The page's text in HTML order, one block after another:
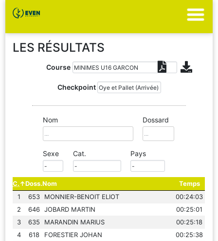
LES RÉSULTATS
Course
Checkpoint
Nom Dossard
Sexe Cat. Pays
C. Doss.Nom
Temps
1
653 MONNIER-BENOIT ELIOT
00:24:03
2
646 JOBARD MARTIN
00:25:01
3
635 MARANDIN MARIUS
00:25:18
4
618 FORESTIER JOHAN
00:25:38